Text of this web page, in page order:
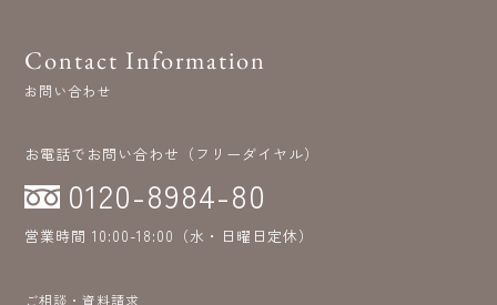
Contact Information
お問い合わせ
お電話でお問い合わせ（フリーダイヤル）
0120-8984-80
営業時間 10:00-18:00（水・日曜日定休）
ご相談・資料請求